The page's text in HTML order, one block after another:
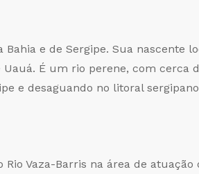
Bahia e de Sergipe. Sua nascente
É um rio perene, com
e desaguando no litoral
Vaza-Barris na área de